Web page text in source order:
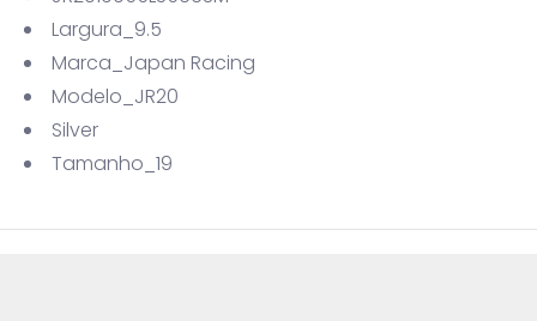
Largura_9.5
Marca_Japan Racing
Modelo_JR20
Silver
Tamanho_19